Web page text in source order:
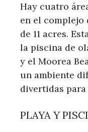
Hay cuatro
en el complejo
de 11 acres.
la piscina de
y el Moorea
un ambiente
divertidas para
PLAYA Y